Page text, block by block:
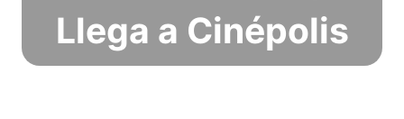
Llega a Cinépolis